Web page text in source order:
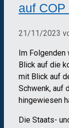
auf
21/11/2023
Im Folgenden
Blick auf die
mit Blick auf
Schwenk, auf
hingewiesen
Die Staats-